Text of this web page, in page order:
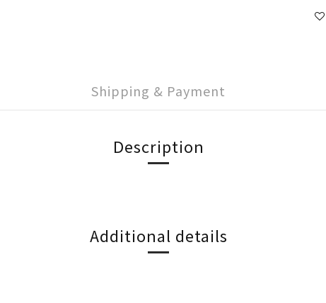
Shipping & Payment
Description
Additional details